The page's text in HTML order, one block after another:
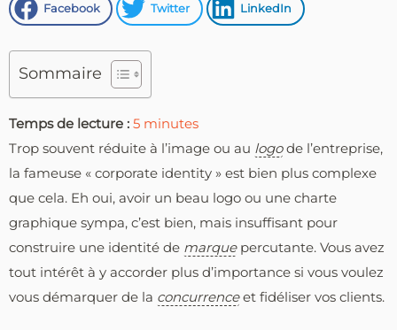
Facebook Twitter LinkedIn
Sommaire
Temps de lecture : 5 minutes
Trop souvent réduite à l’image ou au logode l’entreprise,
la fameuse « corporate identity » est bien plus complexe
que cela. Eh oui, avoir un beau logo ou une charte
graphique sympa, c’est bien, mais insuffisant pour
construire une identité de marquepercutante. Vous avez
tout intérêt à y accorder plus d’importance si vous voulez
vous démarquer de la concurrenceet fidéliser vos clients.